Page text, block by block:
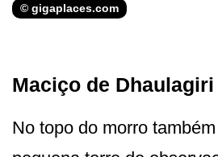
© gigaplaces.com
Maciço de Dhaulagiri
No topo do morro